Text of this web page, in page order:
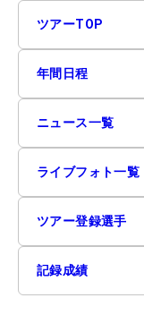
ツアーTOP
年間日程
ニュース一覧
ライブフォト一覧
ツアー登録選手
記録成績